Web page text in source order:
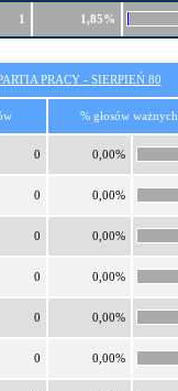
1 1,85%
PRACY - SIERPIEŃ 80
% głosów ważnych
0 0,00%
0 0,00%
0 0,00%
0 0,00%
0 0,00%
0 0,00%